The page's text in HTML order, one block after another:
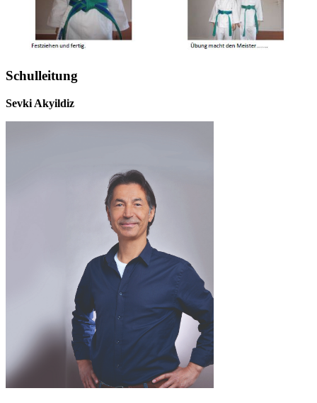
Schulleitung
Sevki Akyildiz